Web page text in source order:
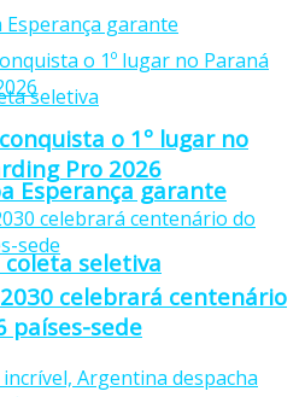
Esperança garante
seletiva
o 1º lugar no
Pro 2026
celebrará centenário
países-sede